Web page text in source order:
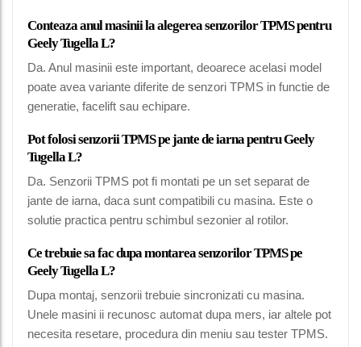
Conteaza anul masinii la alegerea senzorilor TPMS pentru
Geely Tugella L?
Da. Anul masinii este important, deoarece acelasi model
poate avea variante diferite de senzori TPMS in functie de
generatie, facelift sau echipare.
Pot folosi senzorii TPMS pe jante de iarna pentru Geely
Tugella L?
Da. Senzorii TPMS pot fi montati pe un set separat de
jante de iarna, daca sunt compatibili cu masina. Este o
solutie practica pentru schimbul sezonier al rotilor.
Ce trebuie sa fac dupa montarea senzorilor TPMS pe
Geely Tugella L?
Dupa montaj, senzorii trebuie sincronizati cu masina.
Unele masini ii recunosc automat dupa mers, iar altele pot
necesita resetare, procedura din meniu sau tester TPMS.